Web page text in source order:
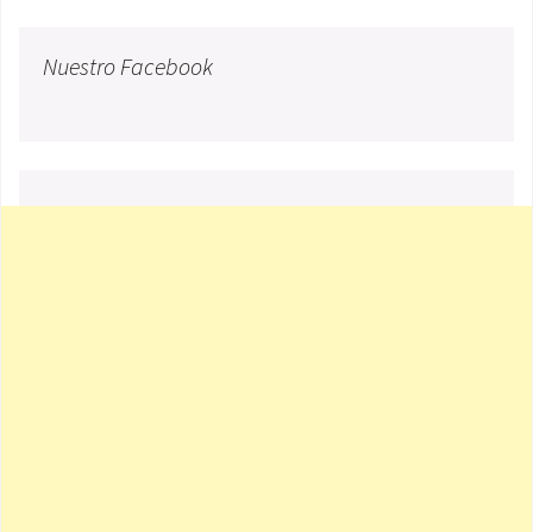
Nuestro Facebook